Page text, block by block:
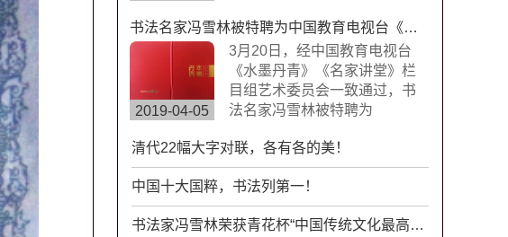
今为止世界上唯一的福字长篇
书法作品，具有很高的搜藏价
值。浙江卫视拍摄组来到杭州
余杭径山风情小镇专门拍摄了
此次专题片。
书法名家冯雪林被特聘为中国教育电视台《水墨丹青》《名家讲堂》栏目组签约艺术家
2019-04-05
3月20日，经中国教育电视台
《水墨丹青》《名家讲堂》栏
目组艺术委员会一致通过，书
法名家冯雪林被特聘为
堂》栏目组签约艺术家。中国
教育电视台《水墨丹青》是以
“弘扬中华传统文化，传承水墨
艺术精髓”为宗旨，展示现代中
国书画艺术发展变化的大型电
清代22幅大字对联，各有各的美！
中国十大国粹，书法列第一！
书法家冯雪林荣获青花杯“中国传统文化最高成就奖”